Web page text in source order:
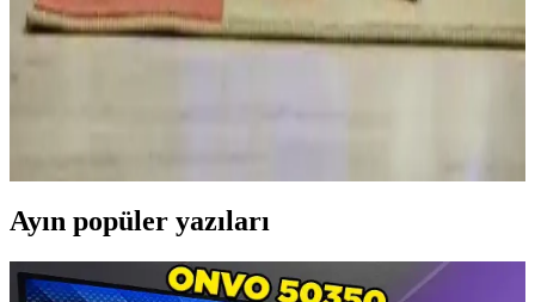
Robot Süpürge Seçiminde Gürültü ve Komşu
Rahatsızlığına Dair Güncel Teknolojik Çözümler
Ayın popüler yazıları